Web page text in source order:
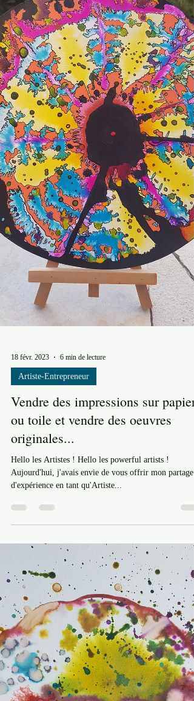
18 févr. 2023 6 min de lecture
Artiste-Entrepreneur
Vendre des impressions sur papier
ou toile et vendre des oeuvres
originales...
Hello les Artistes ! Hello les powerful artists !
Aujourd'hui, j'avais envie de vous offrir mon partage
d'expérience en tant qu'Artiste...